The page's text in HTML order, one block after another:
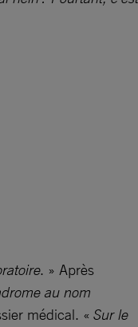
. » Après
au nom
médical. « Sur le